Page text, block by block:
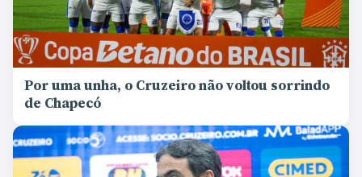
Por uma unha, o Cruzeiro não voltou sorrindo
de Chapecó